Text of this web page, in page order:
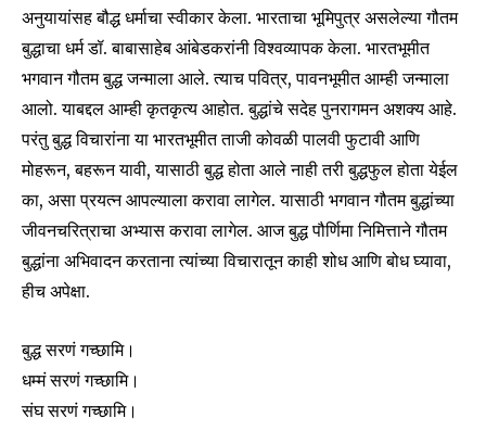
अनुयायांसह बौद्ध धर्माचा स्वीकार केला. भारताचा भूमिपुत्र असलेल्या गौतम
बुद्धाचा धर्म डॉ. बाबासाहेब आंबेडकरांनी विश्वव्यापक केला. भारतभूमीत
भगवान गौतम बुद्ध जन्माला आले. त्याच पवित्र, पावनभूमीत आम्ही जन्माला
आलो. याबद्दल आम्ही कृतकृत्य आहोत. बुद्धांचे सदेह पुनरागमन अशक्य आहे.
परंतु बुद्ध विचारांना या भारतभूमीत ताजी कोवळी पालवी फुटावी आणि
मोहरून, बहरून यावी, यासाठी बुद्ध होता आले नाही तरी बुद्धफुल होता येईल
का, असा प्रयत्न आपल्याला करावा लागेल. यासाठी भगवान गौतम बुद्धांच्या
जीवनचरित्राचा अभ्यास करावा लागेल. आज बुद्ध पौर्णिमा निमित्ताने गौतम
बुद्धांना अभिवादन करताना त्यांच्या विचारातून काही शोध आणि बोध घ्यावा,
हीच अपेक्षा.
बुद्ध सरणं गच्छामि।
धम्मं सरणं गच्छामि।
संघ सरणं गच्छामि।